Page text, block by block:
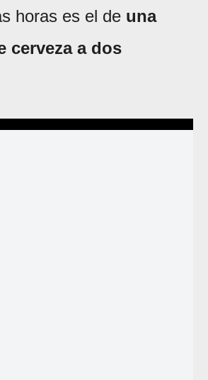
horas es el de una
cerveza a dos